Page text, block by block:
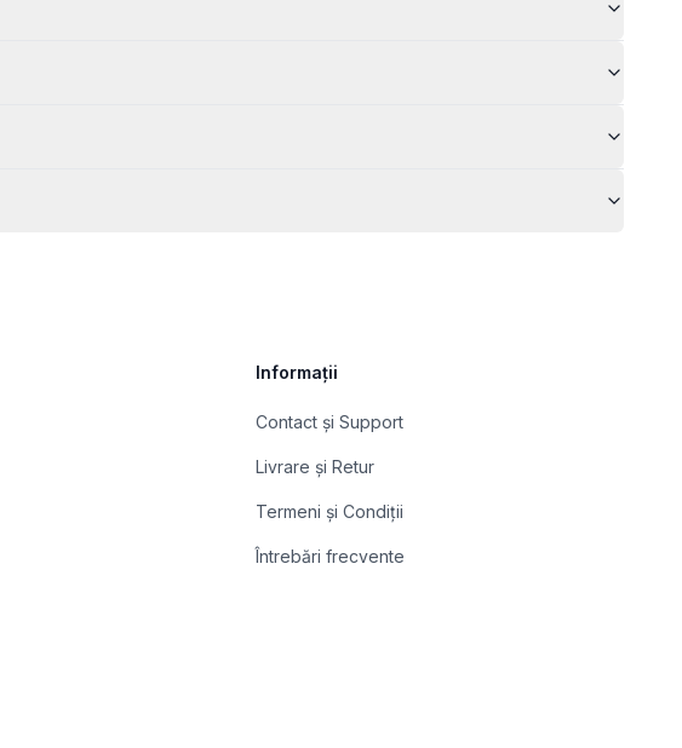
Informații
Contact și Support
Livrare și Retur
Termeni și Condiții
Întrebări frecvente